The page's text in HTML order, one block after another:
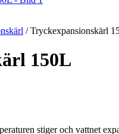
/Tryckexpansionskärl
150L
stiger och vattnet